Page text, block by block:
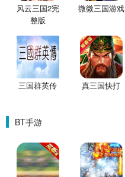
风云三国2完
整版
微微三国游戏
三国群英传 真三国快打
BT手游